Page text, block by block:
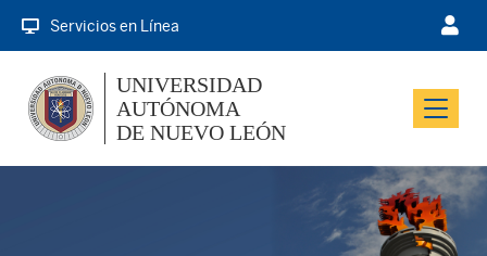
Servicios en Línea
Menu
UNIVERSIDAD
AUTÓNOMA
DE NUEVO LEÓN